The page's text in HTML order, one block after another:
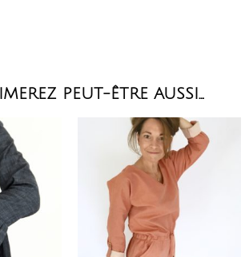
PEUT-ÊTRE AUSSI…